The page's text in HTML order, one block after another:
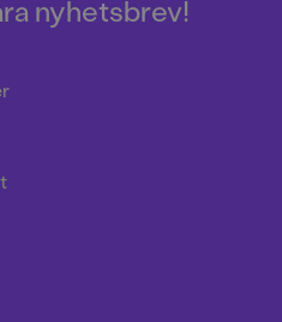
nyhetsbrev!